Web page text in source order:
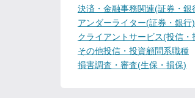
決済・金融事務関連(証券・銀
アンダーライター(証券・銀行)
クライアントサービス(投信・
その他投信・投資顧問系職種
損害調査・審査(生保・損保)